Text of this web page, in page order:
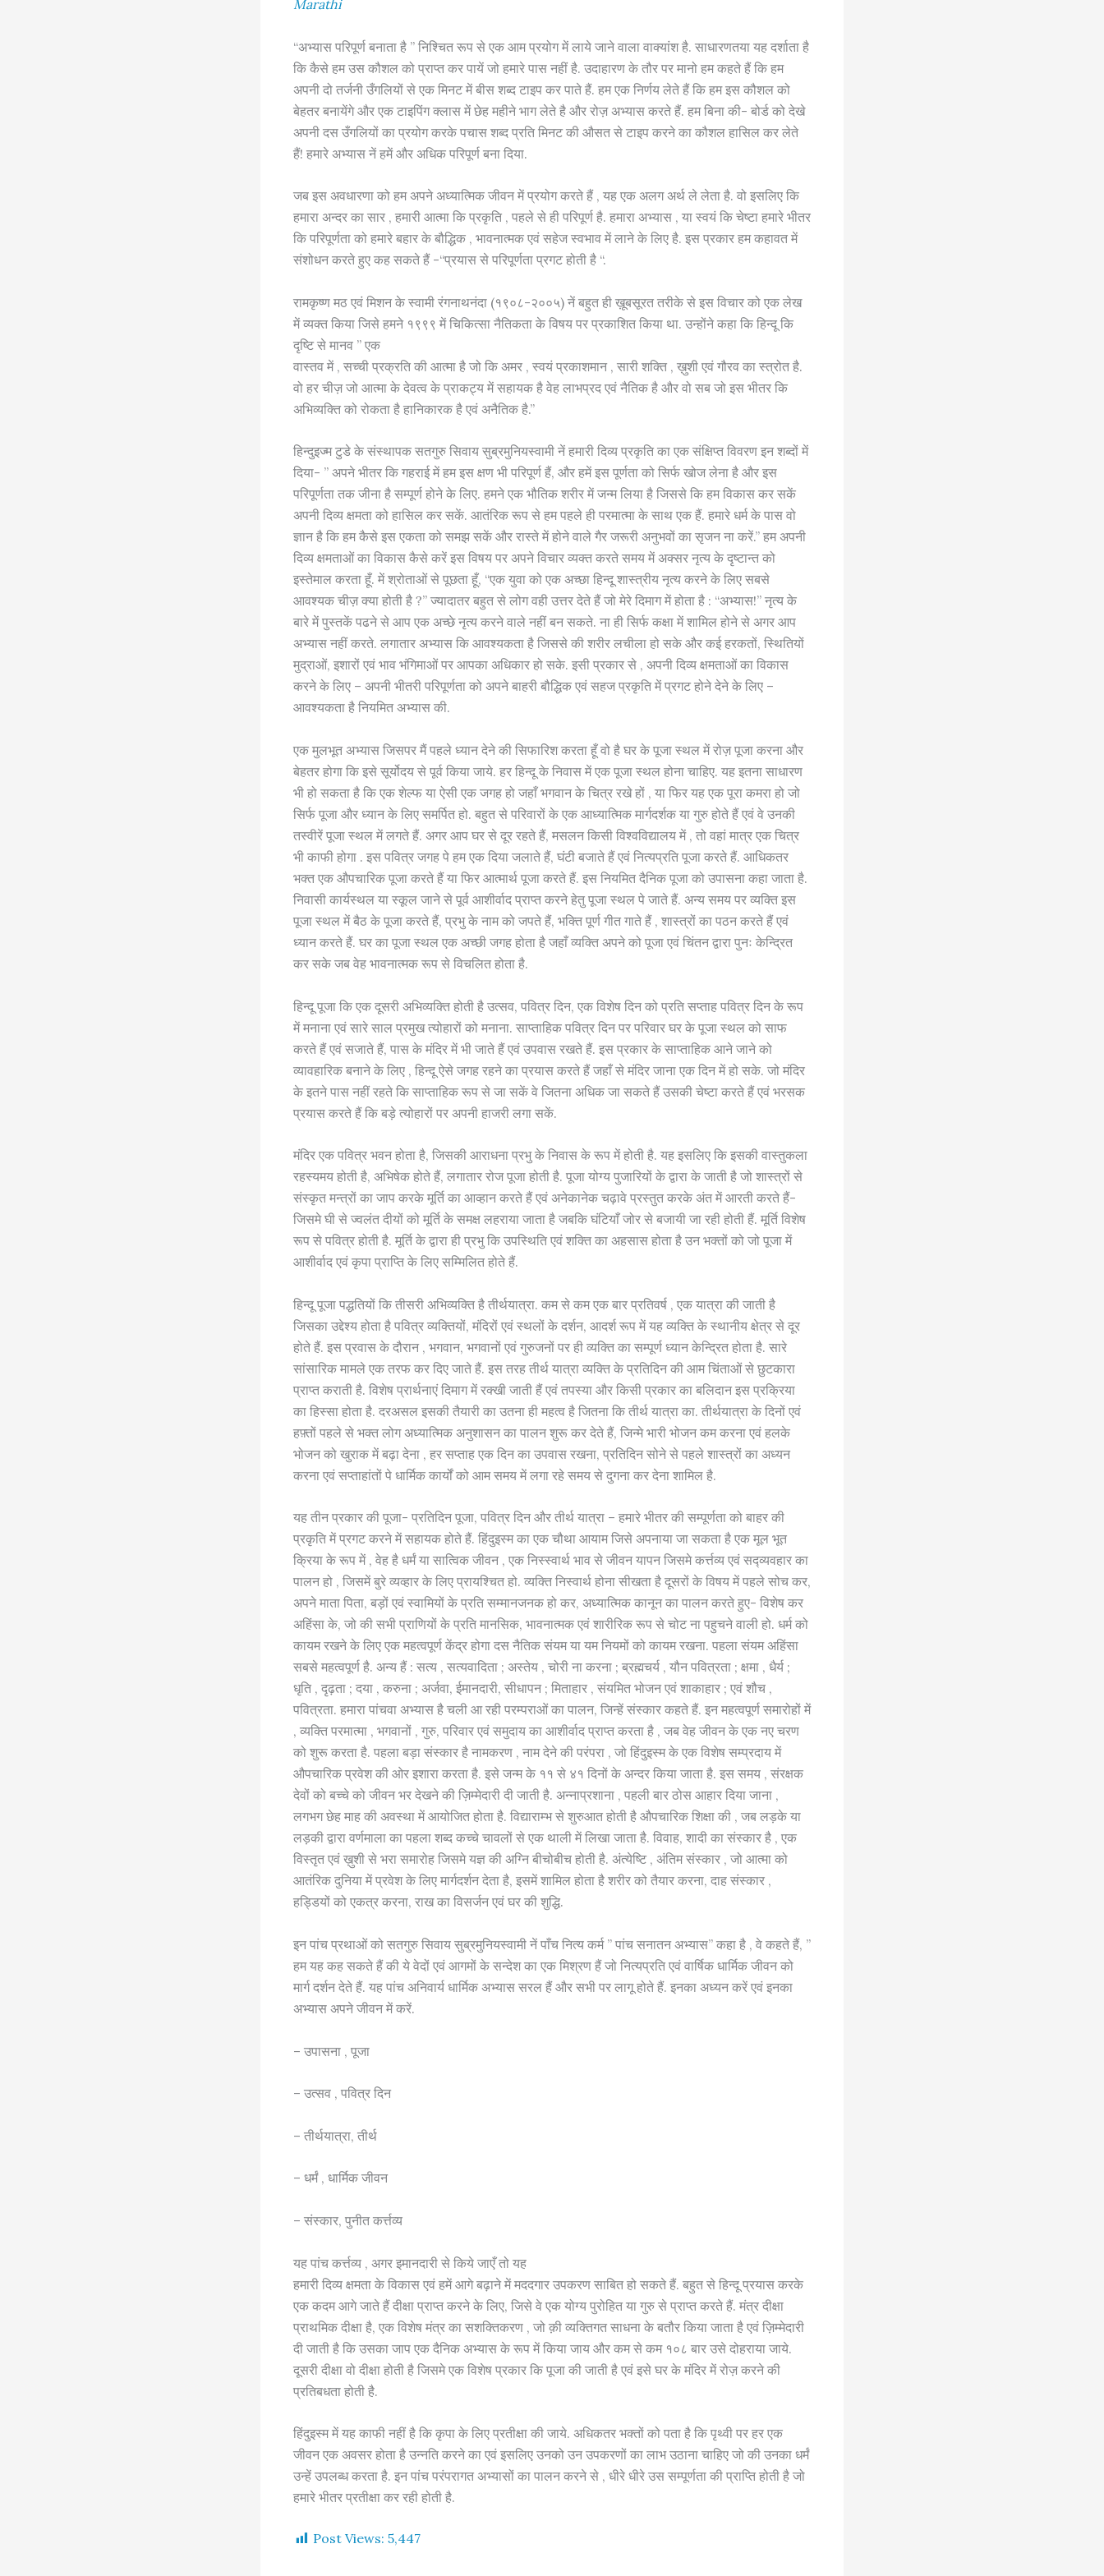
Marathi
“अभ्यास परिपूर्ण बनाता है ” निश्चित रूप से एक आम प्रयोग में लाये जाने वाला वाक्यांश है. साधारणतया यह दर्शाता है
कि कैसे हम उस कौशल को प्राप्त कर पायें जो हमारे पास नहीं है. उदाहारण के तौर पर मानो हम कहते हैं कि हम
अपनी दो तर्जनी उँगलियों से एक मिनट में बीस शब्द टाइप कर पाते हैं. हम एक निर्णय लेते हैं कि हम इस कौशल को
बेहतर बनायेंगे और एक टाइपिंग क्लास में छेह महीने भाग लेते है और रोज़ अभ्यास करते हैं. हम बिना की- बोर्ड को देखे
अपनी दस उँगलियों का प्रयोग करके पचास शब्द प्रति मिनट की औसत से टाइप करने का कौशल हासिल कर लेते
हैं! हमारे अभ्यास नें हमें और अधिक परिपूर्ण बना दिया.
जब इस अवधारणा को हम अपने अध्यात्मिक जीवन में प्रयोग करते हैं , यह एक अलग अर्थ ले लेता है. वो इसलिए कि
हमारा अन्दर का सार , हमारी आत्मा कि प्रकृति , पहले से ही परिपूर्ण है. हमारा अभ्यास , या स्वयं कि चेष्टा हमारे भीतर
कि परिपूर्णता को हमारे बहार के बौद्धिक , भावनात्मक एवं सहेज स्वभाव में लाने के लिए है. इस प्रकार हम कहावत में
संशोधन करते हुए कह सकते हैं -“प्रयास से परिपूर्णता प्रगट होती है “.
रामकृष्ण मठ एवं मिशन के स्वामी रंगनाथनंदा (१९०८-२००५) नें बहुत ही ख़ूबसूरत तरीके से इस विचार को एक लेख
में व्यक्त किया जिसे हमने १९९९ में चिकित्सा नैतिकता के विषय पर प्रकाशित किया था. उन्होंने कहा कि हिन्दू कि
दृष्टि से मानव ” एक
वास्तव में , सच्ची प्रक्रति की आत्मा है जो कि अमर , स्वयं प्रकाशमान , सारी शक्ति , ख़ुशी एवं गौरव का स्त्रोत है.
वो हर चीज़ जो आत्मा के देवत्व के प्राकट्य में सहायक है वेह लाभप्रद एवं नैतिक है और वो सब जो इस भीतर कि
अभिव्यक्ति को रोकता है हानिकारक है एवं अनैतिक है.”
हिन्दुइज्म टुडे के संस्थापक सतगुरु सिवाय सुब्रमुनियस्वामी नें हमारी दिव्य प्रकृति का एक संक्षिप्त विवरण इन शब्दों में
दिया- ” अपने भीतर कि गहराई में हम इस क्षण भी परिपूर्ण हैं, और हमें इस पूर्णता को सिर्फ खोज लेना है और इस
परिपूर्णता तक जीना है सम्पूर्ण होने के लिए. हमने एक भौतिक शरीर में जन्म लिया है जिससे कि हम विकास कर सकें
अपनी दिव्य क्षमता को हासिल कर सकें. आतंरिक रूप से हम पहले ही परमात्मा के साथ एक हैं. हमारे धर्म के पास वो
ज्ञान है कि हम कैसे इस एकता को समझ सकें और रास्ते में होने वाले गैर जरूरी अनुभवों का सृजन ना करें.” हम अपनी
दिव्य क्षमताओं का विकास कैसे करें इस विषय पर अपने विचार व्यक्त करते समय में अक्सर नृत्य के दृष्टान्त को
इस्तेमाल करता हूँ. में श्रोताओं से पूछता हूँ, “एक युवा को एक अच्छा हिन्दू शास्त्रीय नृत्य करने के लिए सबसे
आवश्यक चीज़ क्या होती है ?” ज्यादातर बहुत से लोग वही उत्तर देते हैं जो मेरे दिमाग में होता है : “अभ्यास!” नृत्य के
बारे में पुस्तकें पढने से आप एक अच्छे नृत्य करने वाले नहीं बन सकते. ना ही सिर्फ कक्षा में शामिल होने से अगर आप
अभ्यास नहीं करते. लगातार अभ्यास कि आवश्यकता है जिससे की शरीर लचीला हो सके और कई हरकतों, स्थितियों
मुद्राओं, इशारों एवं भाव भंगिमाओं पर आपका अधिकार हो सके. इसी प्रकार से , अपनी दिव्य क्षमताओं का विकास
करने के लिए – अपनी भीतरी परिपूर्णता को अपने बाहरी बौद्धिक एवं सहज प्रकृति में प्रगट होने देने के लिए –
आवश्यकता है नियमित अभ्यास की.
एक मुलभूत अभ्यास जिसपर मैं पहले ध्यान देने की सिफारिश करता हूँ वो है घर के पूजा स्थल में रोज़ पूजा करना और
बेहतर होगा कि इसे सूर्योदय से पूर्व किया जाये. हर हिन्दू के निवास में एक पूजा स्थल होना चाहिए. यह इतना साधारण
भी हो सकता है कि एक शेल्फ या ऐसी एक जगह हो जहाँ भगवान के चित्र रखे हों , या फिर यह एक पूरा कमरा हो जो
सिर्फ पूजा और ध्यान के लिए समर्पित हो. बहुत से परिवारों के एक आध्यात्मिक मार्गदर्शक या गुरु होते हैं एवं वे उनकी
तस्वीरें पूजा स्थल में लगते हैं. अगर आप घर से दूर रहते हैं, मसलन किसी विश्वविद्यालय में , तो वहां मात्र एक चित्र
भी काफी होगा . इस पवित्र जगह पे हम एक दिया जलाते हैं, घंटी बजाते हैं एवं नित्यप्रति पूजा करते हैं. आधिकतर
भक्त एक औपचारिक पूजा करते हैं या फिर आत्मार्थ पूजा करते हैं. इस नियमित दैनिक पूजा को उपासना कहा जाता है.
निवासी कार्यस्थल या स्कूल जाने से पूर्व आशीर्वाद प्राप्त करने हेतु पूजा स्थल पे जाते हैं. अन्य समय पर व्यक्ति इस
पूजा स्थल में बैठ के पूजा करते हैं, प्रभु के नाम को जपते हैं, भक्ति पूर्ण गीत गाते हैं , शास्त्रों का पठन करते हैं एवं
ध्यान करते हैं. घर का पूजा स्थल एक अच्छी जगह होता है जहाँ व्यक्ति अपने को पूजा एवं चिंतन द्वारा पुनः केन्द्रित
कर सके जब वेह भावनात्मक रूप से विचलित होता है.
हिन्दू पूजा कि एक दूसरी अभिव्यक्ति होती है उत्सव, पवित्र दिन, एक विशेष दिन को प्रति सप्ताह पवित्र दिन के रूप
में मनाना एवं सारे साल प्रमुख त्योहारों को मनाना. साप्ताहिक पवित्र दिन पर परिवार घर के पूजा स्थल को साफ
करते हैं एवं सजाते हैं, पास के मंदिर में भी जाते हैं एवं उपवास रखते हैं. इस प्रकार के साप्ताहिक आने जाने को
व्यावहारिक बनाने के लिए , हिन्दू ऐसे जगह रहने का प्रयास करते हैं जहाँ से मंदिर जाना एक दिन में हो सके. जो मंदिर
के इतने पास नहीं रहते कि साप्ताहिक रूप से जा सकें वे जितना अधिक जा सकते हैं उसकी चेष्टा करते हैं एवं भरसक
प्रयास करते हैं कि बड़े त्योहारों पर अपनी हाजरी लगा सकें.
मंदिर एक पवित्र भवन होता है, जिसकी आराधना प्रभु के निवास के रूप में होती है. यह इसलिए कि इसकी वास्तुकला
रहस्यमय होती है, अभिषेक होते हैं, लगातार रोज पूजा होती है. पूजा योग्य पुजारियों के द्वारा के जाती है जो शास्त्रों से
संस्कृत मन्त्रों का जाप करके मूर्ति का आव्हान करते हैं एवं अनेकानेक चढ़ावे प्रस्तुत करके अंत में आरती करते हैं-
जिसमे घी से ज्वलंत दीयों को मूर्ति के समक्ष लहराया जाता है जबकि घंटियाँ जोर से बजायी जा रही होती हैं. मूर्ति विशेष
रूप से पवित्र होती है. मूर्ति के द्वारा ही प्रभु कि उपस्थिति एवं शक्ति का अहसास होता है उन भक्तों को जो पूजा में
आशीर्वाद एवं कृपा प्राप्ति के लिए सम्मिलित होते हैं.
हिन्दू पूजा पद्धतियों कि तीसरी अभिव्यक्ति है तीर्थयात्रा. कम से कम एक बार प्रतिवर्ष , एक यात्रा की जाती है
जिसका उद्देश्य होता है पवित्र व्यक्तियों, मंदिरों एवं स्थलों के दर्शन, आदर्श रूप में यह व्यक्ति के स्थानीय क्षेत्र से दूर
होते हैं. इस प्रवास के दौरान , भगवान, भगवानों एवं गुरुजनों पर ही व्यक्ति का सम्पूर्ण ध्यान केन्द्रित होता है. सारे
सांसारिक मामले एक तरफ कर दिए जाते हैं. इस तरह तीर्थ यात्रा व्यक्ति के प्रतिदिन की आम चिंताओं से छुटकारा
प्राप्त कराती है. विशेष प्रार्थनाएं दिमाग में रक्खी जाती हैं एवं तपस्या और किसी प्रकार का बलिदान इस प्रक्रिया
का हिस्सा होता है. दरअसल इसकी तैयारी का उतना ही महत्व है जितना कि तीर्थ यात्रा का. तीर्थयात्रा के दिनों एवं
हफ़्तों पहले से भक्त लोग अध्यात्मिक अनुशासन का पालन शुरू कर देते हैं, जिन्मे भारी भोजन कम करना एवं हलके
भोजन को खुराक में बढ़ा देना , हर सप्ताह एक दिन का उपवास रखना, प्रतिदिन सोने से पहले शास्त्रों का अध्यन
करना एवं सप्ताहांतों पे धार्मिक कार्यों को आम समय में लगा रहे समय से दुगना कर देना शामिल है.
यह तीन प्रकार की पूजा- प्रतिदिन पूजा, पवित्र दिन और तीर्थ यात्रा – हमारे भीतर की सम्पूर्णता को बाहर की
प्रकृति में प्रगट करने में सहायक होते हैं. हिंदुइस्म का एक चौथा आयाम जिसे अपनाया जा सकता है एक मूल भूत
क्रिया के रूप में , वेह है धर्मं या सात्विक जीवन , एक निस्स्वार्थ भाव से जीवन यापन जिसमे कर्त्तव्य एवं सद्व्यवहार का
पालन हो , जिसमें बुरे व्यव्हार के लिए प्रायश्चित हो. व्यक्ति निस्वार्थ होना सीखता है दूसरों के विषय में पहले सोच कर,
अपने माता पिता, बड़ों एवं स्वामियों के प्रति सम्मानजनक हो कर, अध्यात्मिक कानून का पालन करते हुए- विशेष कर
अहिंसा के, जो की सभी प्राणियों के प्रति मानसिक, भावनात्मक एवं शारीरिक रूप से चोट ना पहुचने वाली हो. धर्म को
कायम रखने के लिए एक महत्वपूर्ण केंद्र होगा दस नैतिक संयम या यम नियमों को कायम रखना. पहला संयम अहिंसा
सबसे महत्वपूर्ण है. अन्य हैं : सत्य , सत्यवादिता ; अस्तेय , चोरी ना करना ; ब्रह्मचर्य , यौन पवित्रता ; क्षमा , धैर्य ;
धृति , दृढ़ता ; दया , करुना ; अर्जवा, ईमानदारी, सीधापन ; मिताहार , संयमित भोजन एवं शाकाहार ; एवं शौच ,
पवित्रता. हमारा पांचवा अभ्यास है चली आ रही परम्पराओं का पालन, जिन्हें संस्कार कहते हैं. इन महत्वपूर्ण समारोहों में
, व्यक्ति परमात्मा , भगवानों , गुरु, परिवार एवं समुदाय का आशीर्वाद प्राप्त करता है , जब वेह जीवन के एक नए चरण
को शुरू करता है. पहला बड़ा संस्कार है नामकरण , नाम देने की परंपरा , जो हिंदुइस्म के एक विशेष सम्प्रदाय में
औपचारिक प्रवेश की ओर इशारा करता है. इसे जन्म के ११ से ४१ दिनों के अन्दर किया जाता है. इस समय , संरक्षक
देवों को बच्चे को जीवन भर देखने की ज़िम्मेदारी दी जाती है. अन्नाप्रशाना , पहली बार ठोस आहार दिया जाना ,
लगभग छेह माह की अवस्था में आयोजित होता है. विद्याराम्भ से शुरुआत होती है औपचारिक शिक्षा की , जब लड़के या
लड़की द्वारा वर्णमाला का पहला शब्द कच्चे चावलों से एक थाली में लिखा जाता है. विवाह, शादी का संस्कार है , एक
विस्तृत एवं ख़ुशी से भरा समारोह जिसमे यज्ञ की अग्नि बीचोबीच होती है. अंत्येष्टि , अंतिम संस्कार , जो आत्मा को
आतंरिक दुनिया में प्रवेश के लिए मार्गदर्शन देता है, इसमें शामिल होता है शरीर को तैयार करना, दाह संस्कार ,
हड्डियों को एकत्र करना, राख का विसर्जन एवं घर की शुद्धि.
इन पांच प्रथाओं को सतगुरु सिवाय सुब्रमुनियस्वामी नें पाँच नित्य कर्म ” पांच सनातन अभ्यास” कहा है , वे कहते हैं, ”
हम यह कह सकते हैं की ये वेदों एवं आगमों के सन्देश का एक मिश्रण हैं जो नित्यप्रति एवं वार्षिक धार्मिक जीवन को
मार्ग दर्शन देते हैं. यह पांच अनिवार्य धार्मिक अभ्यास सरल हैं और सभी पर लागू होते हैं. इनका अध्यन करें एवं इनका
अभ्यास अपने जीवन में करें.
– उपासना , पूजा
– उत्सव , पवित्र दिन
– तीर्थयात्रा, तीर्थ
– धर्मं , धार्मिक जीवन
– संस्कार, पुनीत कर्त्तव्य
यह पांच कर्त्तव्य , अगर इमानदारी से किये जाएँ तो यह
हमारी दिव्य क्षमता के विकास एवं हमें आगे बढ़ाने में मददगार उपकरण साबित हो सकते हैं. बहुत से हिन्दू प्रयास करके
एक कदम आगे जाते हैं दीक्षा प्राप्त करने के लिए, जिसे वे एक योग्य पुरोहित या गुरु से प्राप्त करते हैं. मंत्र दीक्षा
प्राथमिक दीक्षा है, एक विशेष मंत्र का सशक्तिकरण , जो क़ी व्यक्तिगत साधना के बतौर किया जाता है एवं ज़िम्मेदारी
दी जाती है कि उसका जाप एक दैनिक अभ्यास के रूप में किया जाय और कम से कम १०८ बार उसे दोहराया जाये.
दूसरी दीक्षा वो दीक्षा होती है जिसमे एक विशेष प्रकार कि पूजा की जाती है एवं इसे घर के मंदिर में रोज़ करने की
प्रतिबधता होती है.
हिंदुइस्म में यह काफी नहीं है कि कृपा के लिए प्रतीक्षा की जाये. अधिकतर भक्तों को पता है कि पृथ्वी पर हर एक
जीवन एक अवसर होता है उन्नति करने का एवं इसलिए उनको उन उपकरणों का लाभ उठाना चाहिए जो की उनका धर्मं
उन्हें उपलब्ध करता है. इन पांच परंपरागत अभ्यासों का पालन करने से , धीरे धीरे उस सम्पूर्णता की प्राप्ति होती है जो
हमारे भीतर प्रतीक्षा कर रही होती है.
Post Views: 5,447